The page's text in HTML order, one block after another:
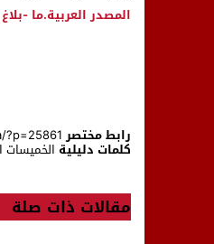
المصدر العربية.ما -
رابط مختصر
كلمات دليلية الخميسات
مقالات ذات صلة